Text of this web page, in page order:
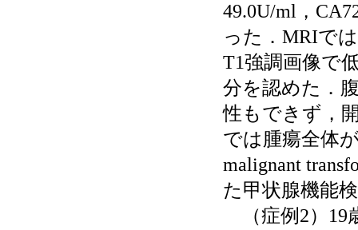
49.0U/ml，
った．MRIで
T1強調画像で
分を認めた．
性もできず，
では腫瘍全体
malignant
た甲状腺機能
（症例2）19